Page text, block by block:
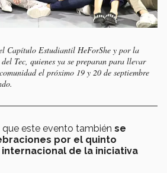
Capítulo Estudiantil HeForShe y por la
Tec, quienes ya se preparan para llevar
el próximo 19 y 20 de septiembre
este evento también se
por el quinto
de la iniciativa